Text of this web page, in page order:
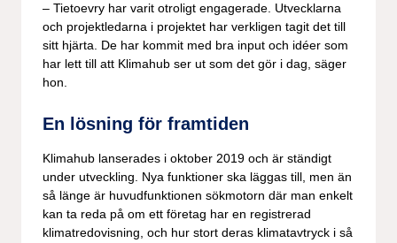
– Tietoevry har varit otroligt engagerade. Utvecklarna
och projektledarna i projektet har verkligen tagit det till
sitt hjärta. De har kommit med bra input och idéer som
har lett till att Klimahub ser ut som det gör i dag, säger
hon.
En lösning för framtiden
Klimahub lanserades i oktober 2019 och är ständigt
under utveckling. Nya funktioner ska läggas till, men än
så länge är huvudfunktionen sökmotorn där man enkelt
kan ta reda på om ett företag har en registrerad
klimatredovisning, och hur stort deras klimatavtryck i så